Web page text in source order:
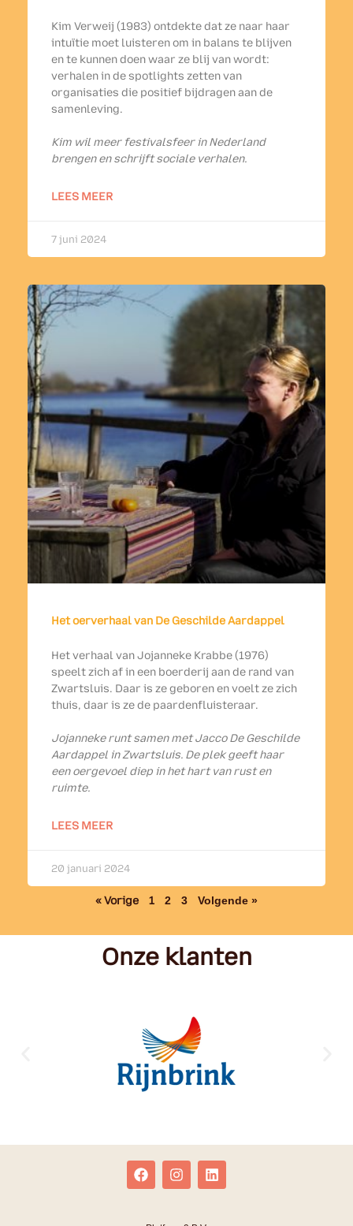
Kim Verweij (1983) ontdekte dat ze naar haar
intuïtie moet luisteren om in balans te blijven
en te kunnen doen waar ze blij van wordt:
verhalen in de spotlights zetten van
organisaties die positief bijdragen aan de
samenleving.
Kim wil meer festivalsfeer in Nederland
brengen en schrijft sociale verhalen.
LEES MEER
7 juni 2024
Het oerverhaal van De Geschilde Aardappel
Het verhaal van Jojanneke Krabbe (1976)
speelt zich af in een boerderij aan de rand van
Zwartsluis. Daar is ze geboren en voelt ze zich
thuis, daar is ze de paardenfluisteraar.
Jojanneke runt samen met Jacco De Geschilde
Aardappel in Zwartsluis. De plek geeft haar
een oergevoel diep in het hart van rust en
ruimte.
LEES MEER
20 januari 2024
« Vorige 1 2 3 Volgende »
Onze klanten